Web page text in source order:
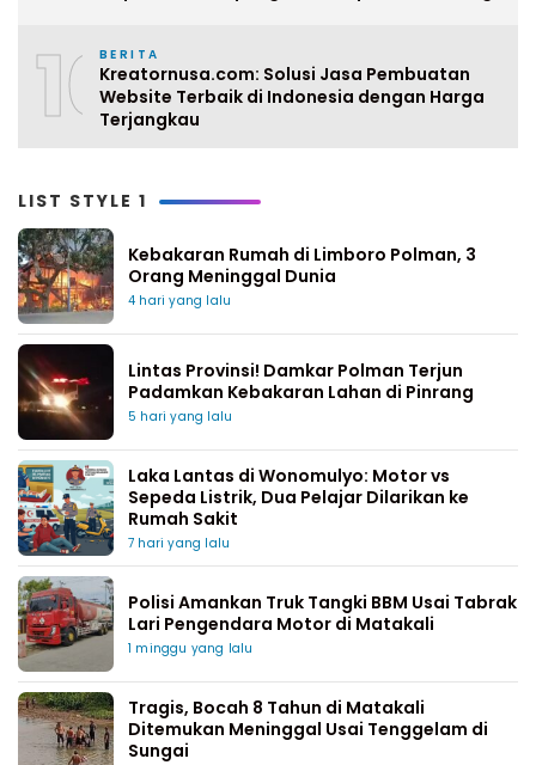
10BERITA
Kreatornusa.com: Solusi Jasa Pembuatan
Website Terbaik di Indonesia dengan Harga
Terjangkau
LIST STYLE 1
Kebakaran Rumah di Limboro Polman, 3
Orang Meninggal Dunia
4 hari yang lalu
Lintas Provinsi! Damkar Polman Terjun
Padamkan Kebakaran Lahan di Pinrang
5 hari yang lalu
Laka Lantas di Wonomulyo: Motor vs
Sepeda Listrik, Dua Pelajar Dilarikan ke
Rumah Sakit
7 hari yang lalu
Polisi Amankan Truk Tangki BBM Usai Tabrak
Lari Pengendara Motor di Matakali
1 minggu yang lalu
Tragis, Bocah 8 Tahun di Matakali
Ditemukan Meninggal Usai Tenggelam di
Sungai